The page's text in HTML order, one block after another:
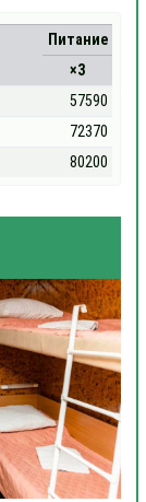
Питание
×3
57590
72370
80200